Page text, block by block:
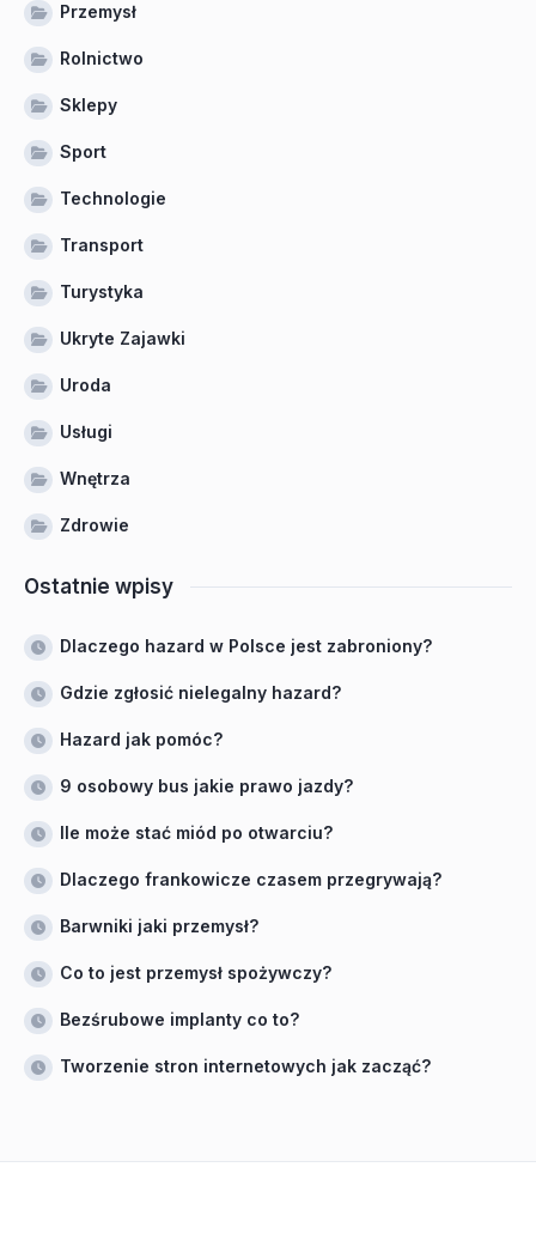
Przemysł
Rolnictwo
Sklepy
Sport
Technologie
Transport
Turystyka
Ukryte Zajawki
Uroda
Usługi
Wnętrza
Zdrowie
Ostatnie wpisy
Dlaczego hazard w Polsce jest zabroniony?
Gdzie zgłosić nielegalny hazard?
Hazard jak pomóc?
9 osobowy bus jakie prawo jazdy?
Ile może stać miód po otwarciu?
Dlaczego frankowicze czasem przegrywają?
Barwniki jaki przemysł?
Co to jest przemysł spożywczy?
Bezśrubowe implanty co to?
Tworzenie stron internetowych jak zacząć?